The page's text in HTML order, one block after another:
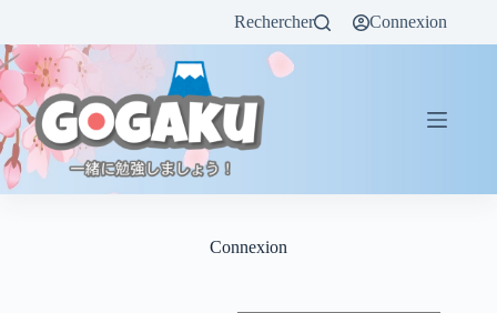
Rechercher Connexion
Connexion